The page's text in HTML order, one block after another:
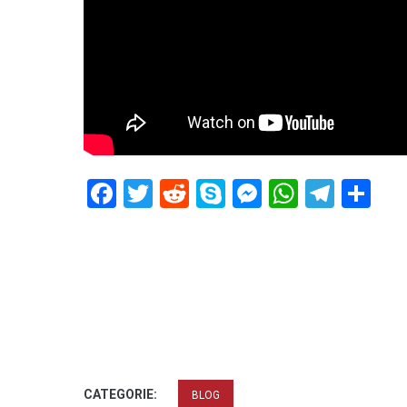
Facebook
Twitter
RedditSkypeMessenger
CATEGORIE: BLOG